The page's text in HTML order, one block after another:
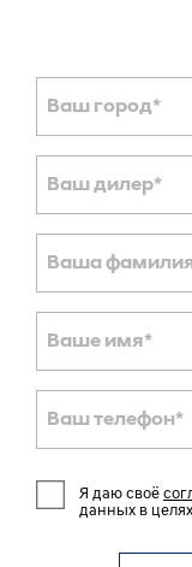
Ваш город*
Ваш дилер*
Ваша
Ваше имя*
Ваш телефон*
Я даю своё
данных в